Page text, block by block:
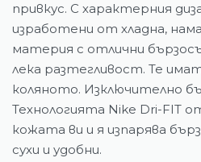
привкус. С характерния
изработени от хладна,
материя с отлични
лека разтегливост. Те
коляното. Изключително
Технологията Nike Dri-FIT
кожата ви и я изпарява
сухи и удобни.